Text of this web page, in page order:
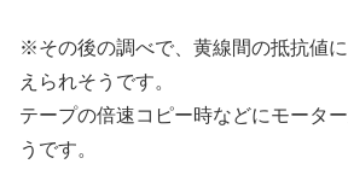
※その後の調べで、黄線間の抵抗値
えられそうです。
テープの倍速コピー時などにモータ
うです。